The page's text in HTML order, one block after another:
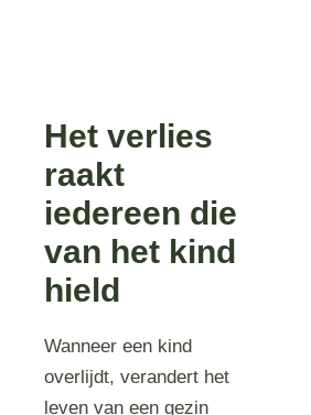
Het verlies
raakt
iedereen die
van het kind
hield
Wanneer een kind
overlijdt, verandert het
leven van een gezin